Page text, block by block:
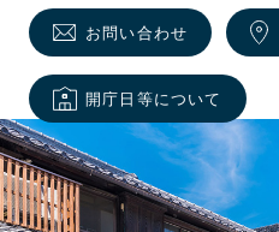
お問い合わせ
開庁日等について